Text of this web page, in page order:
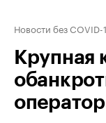
Новости без COVID-
Крупная